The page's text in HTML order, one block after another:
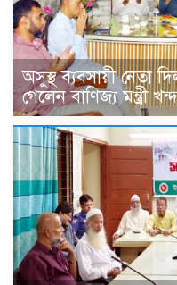
অসুস্থ ব্যবসায়ী নেতা
গেলেন বাণিজ্য মন্ত্রী